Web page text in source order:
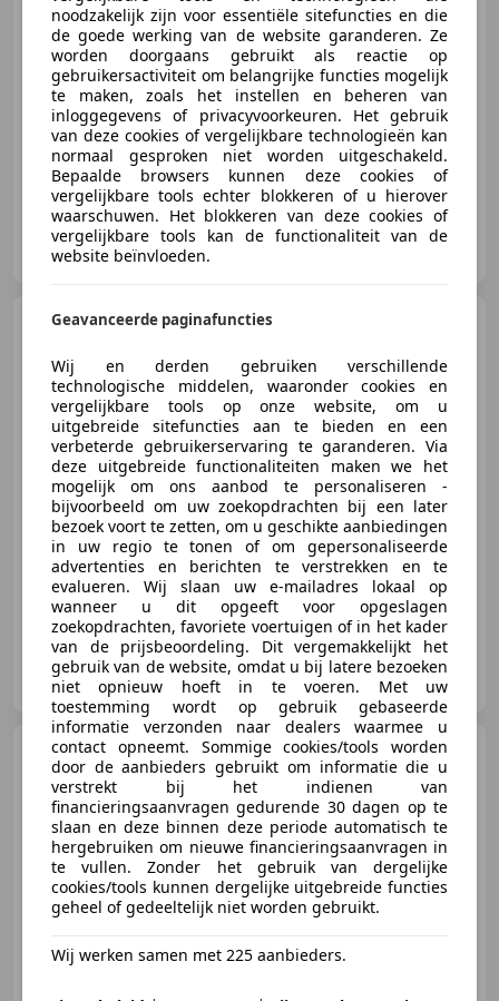
€ 10.990
09/2016 61.519 km Benzine
59 kW (80 PK)
Autobedrijf Jan Nijland, gewoon beter!
Autobedrijf Nijland
NL-7041 ZE 'S-HEERENBERG
Renault Captur
Trekhaak 1e Eigenaar (A
€ 12.790
04/2017 85.239 km Benzine
88 kW (120 PK)
Autobedrijf Jan Nijland, gewoon beter!
Autobedrijf Nijland
NL-7041 ZE 'S-HEERENBERG
Nissan Qashqai1.3 MHEV
BUSINESS ACCESS Trekhaak (All-
€ 21.990
04/2022 59.405 km Benzine
103 kW (140 PK)
noodzakelijk zijn voor essentiële sitefuncties en die
de goede werking van de website garanderen. Ze
worden doorgaans gebruikt als reactie op
gebruikersactiviteit om belangrijke functies mogelijk
te maken, zoals het instellen en beheren van
inloggegevens of privacyvoorkeuren. Het gebruik
van deze cookies of vergelijkbare technologieën kan
normaal gesproken niet worden uitgeschakeld.
Bepaalde browsers kunnen deze cookies of
vergelijkbare tools echter blokkeren of u hierover
waarschuwen. Het blokkeren van deze cookies of
vergelijkbare tools kan de functionaliteit van de
website beïnvloeden.
Geavanceerde paginafuncties
Wij en derden gebruiken verschillende
technologische middelen, waaronder cookies en
vergelijkbare tools op onze website, om u
uitgebreide sitefuncties aan te bieden en een
verbeterde gebruikerservaring te garanderen. Via
deze uitgebreide functionaliteiten maken we het
mogelijk om ons aanbod te personaliseren -
bijvoorbeeld om uw zoekopdrachten bij een later
bezoek voort te zetten, om u geschikte aanbiedingen
in uw regio te tonen of om gepersonaliseerde
advertenties en berichten te verstrekken en te
evalueren. Wij slaan uw e-mailadres lokaal op
wanneer u dit opgeeft voor opgeslagen
zoekopdrachten, favoriete voertuigen of in het kader
van de prijsbeoordeling. Dit vergemakkelijkt het
gebruik van de website, omdat u bij latere bezoeken
niet opnieuw hoeft in te voeren. Met uw
toestemming wordt op gebruik gebaseerde
informatie verzonden naar dealers waarmee u
contact opneemt. Sommige cookies/tools worden
door de aanbieders gebruikt om informatie die u
verstrekt bij het indienen van
financieringsaanvragen gedurende 30 dagen op te
slaan en deze binnen deze periode automatisch te
hergebruiken om nieuwe financieringsaanvragen in
te vullen. Zonder het gebruik van dergelijke
cookies/tools kunnen dergelijke uitgebreide functies
geheel of gedeeltelijk niet worden gebruikt.
Wij werken samen met 225 aanbieders.